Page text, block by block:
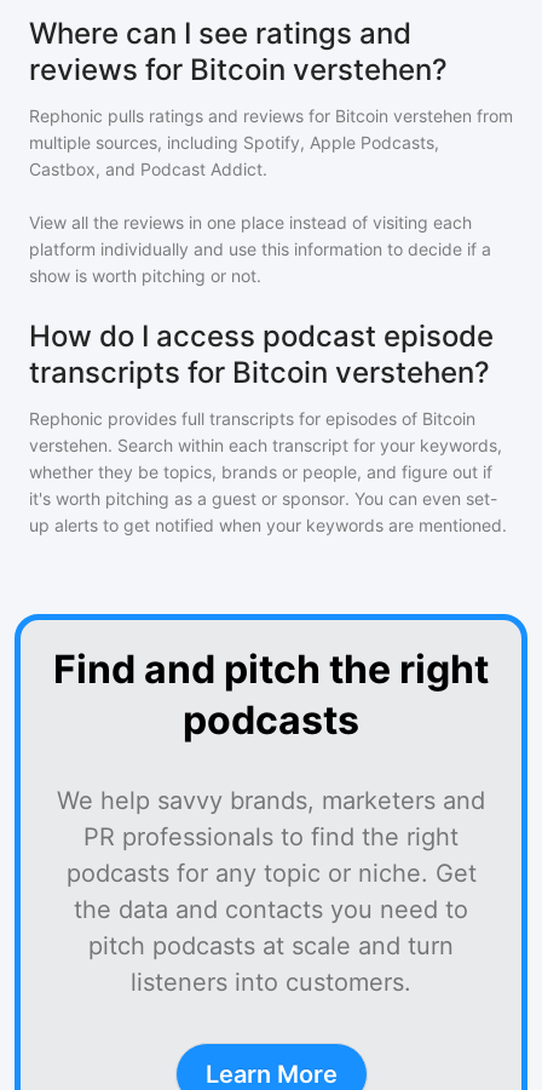
Where can I see ratings and
reviews for Bitcoin verstehen?
Rephonic pulls ratings and reviews for Bitcoin verstehen from
multiple sources, including Spotify, Apple Podcasts,
Castbox, and Podcast Addict.
View all the reviews in one place instead of visiting each
platform individually and use this information to decide if a
show is worth pitching or not.
How do I access podcast episode
transcripts for Bitcoin verstehen?
Rephonic provides full transcripts for episodes of Bitcoin
verstehen. Search within each transcript for your keywords,
whether they be topics, brands or people, and figure out if
it's worth pitching as a guest or sponsor. You can even set-
up alerts to get notified when your keywords are mentioned.
Find and pitch the right
podcasts
We help savvy brands, marketers and
PR professionals to find the right
podcasts for any topic or niche. Get
the data and contacts you need to
pitch podcasts at scale and turn
listeners into customers.
Learn More